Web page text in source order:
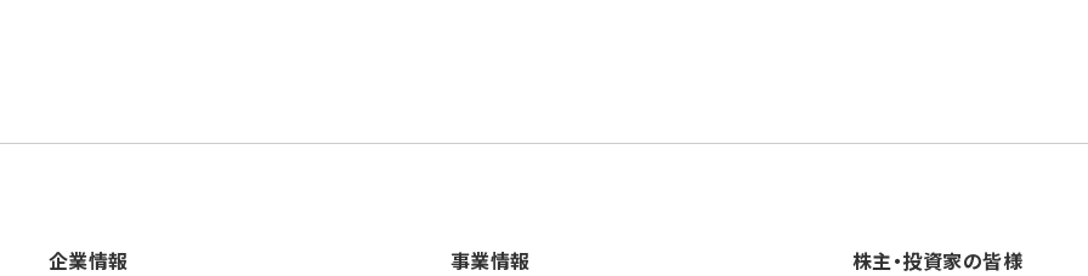
企業情報 事業情報 株主・投資家の皆様